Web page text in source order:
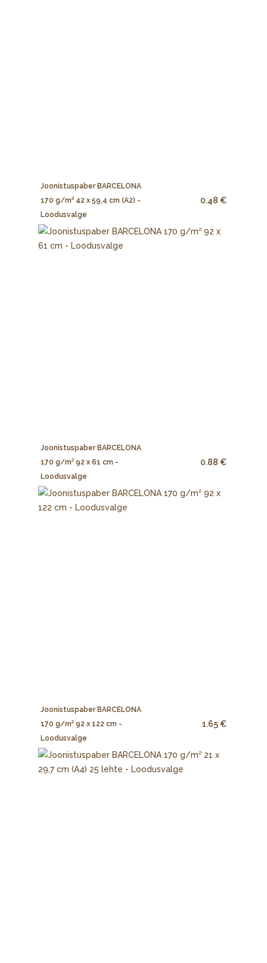
Joonistuspaber BARCELONA
170 g/m² 42 x 59,4 cm (A2) -
Loodusvalge
0.48 €
Joonistuspaber BARCELONA
170 g/m² 92 x 61 cm -
Loodusvalge
0.88 €
Joonistuspaber BARCELONA
170 g/m² 92 x 122 cm -
Loodusvalge
1.65 €